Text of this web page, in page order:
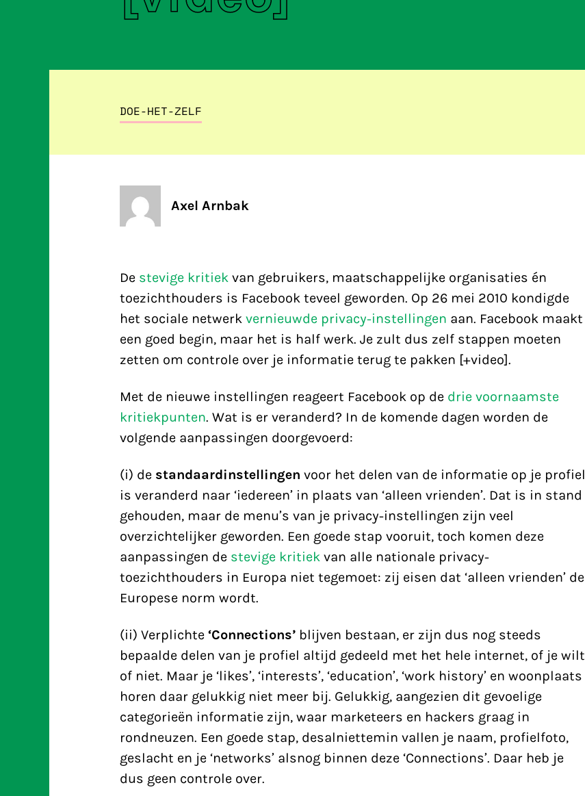
DOE-HET-ZELF
Axel Arnbak
De stevige kritiekvan gebruikers, maatschappelijke organisaties én
toezichthouders is Facebook teveel geworden. Op 26 mei 2010 kondigde
het sociale netwerk vernieuwde privacy-instellingen aan. Facebook maakt
een goed begin, maar het is half werk. Je zult dus zelf stappen moeten
zetten om controle over je informatie terug te pakken [+video].
Met de nieuwe instellingen reageert Facebook op de drie voornaamste
kritiekpunten. Wat is er veranderd? In de komende dagen worden de
volgende aanpassingen doorgevoerd:
(i) de standaardinstellingen voor het delen van de informatie op je profiel
is veranderd naar ‘iedereen’ in plaats van ‘alleen vrienden’. Dat is in stand
gehouden, maar de menu’s van je privacy-instellingen zijn veel
overzichtelijker geworden. Een goede stap vooruit, toch komen deze
aanpassingen de stevige kritiekvan alle nationale privacy-
toezichthouders in Europa niet tegemoet: zij eisen dat ‘alleen vrienden’ de
Europese norm wordt.
(ii) Verplichte ‘Connections’blijven bestaan, er zijn dus nog steeds
bepaalde delen van je profiel altijd gedeeld met het hele internet, of je wilt
of niet. Maar je ‘likes’, ‘interests’, ‘education’, ‘work history’ en woonplaats
horen daar gelukkig niet meer bij. Gelukkig, aangezien dit gevoelige
categorieën informatie zijn, waar marketeers en hackers graag in
rondneuzen. Een goede stap, desalniettemin vallen je naam, profielfoto,
geslacht en je ‘networks’ alsnog binnen deze ‘Connections’. Daar heb je
dus geen controle over.